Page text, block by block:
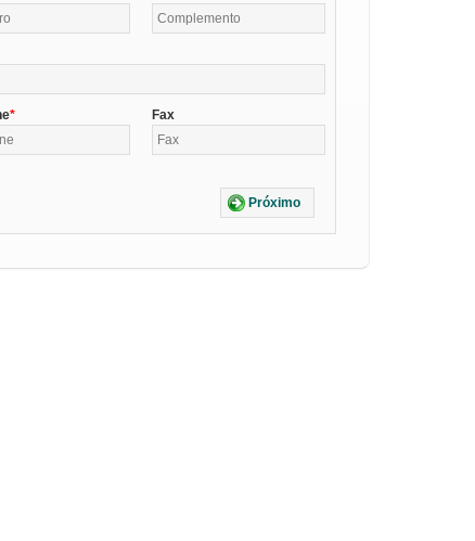
Fax
Próximo